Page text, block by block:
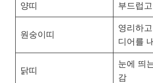
양띠 부드럽
원숭이띠
영리하
디어를
닭띠
눈에 띄
감